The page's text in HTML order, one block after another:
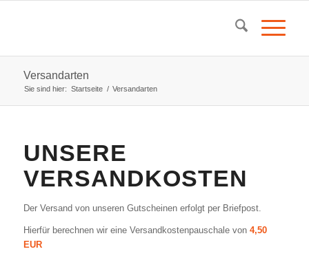
Versandarten
Sie sind hier: Startseite / Versandarten
UNSERE
VERSANDKOSTEN
Der Versand von unseren Gutscheinen erfolgt per Briefpost.
Hierfür berechnen wir eine Versandkostenpauschale von 4,50
EUR